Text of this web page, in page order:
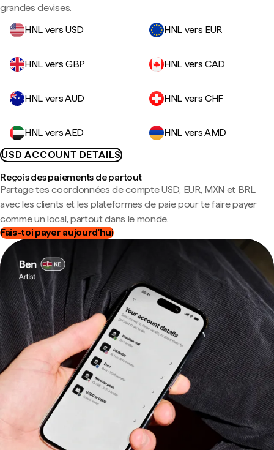
grandes devises.
HNL vers USD
HNL vers EUR
HNL vers GBP HNL vers CAD
HNL vers AUD HNL vers CHF
HNL vers AED
HNL vers AMD
USD ACCOUNT DETAILS
Reçois des paiements de partout
Partage tes coordonnées de compte USD, EUR, MXN et BRL
avec les clients et les plateformes de paie pour te faire payer
comme un local, partout dans le monde.
Fais-toi payer aujourd'hui